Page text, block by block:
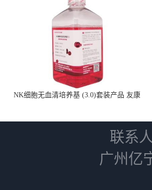
NK细胞无血清培养基 (3.0)套装产品 友康
联系
广州亿